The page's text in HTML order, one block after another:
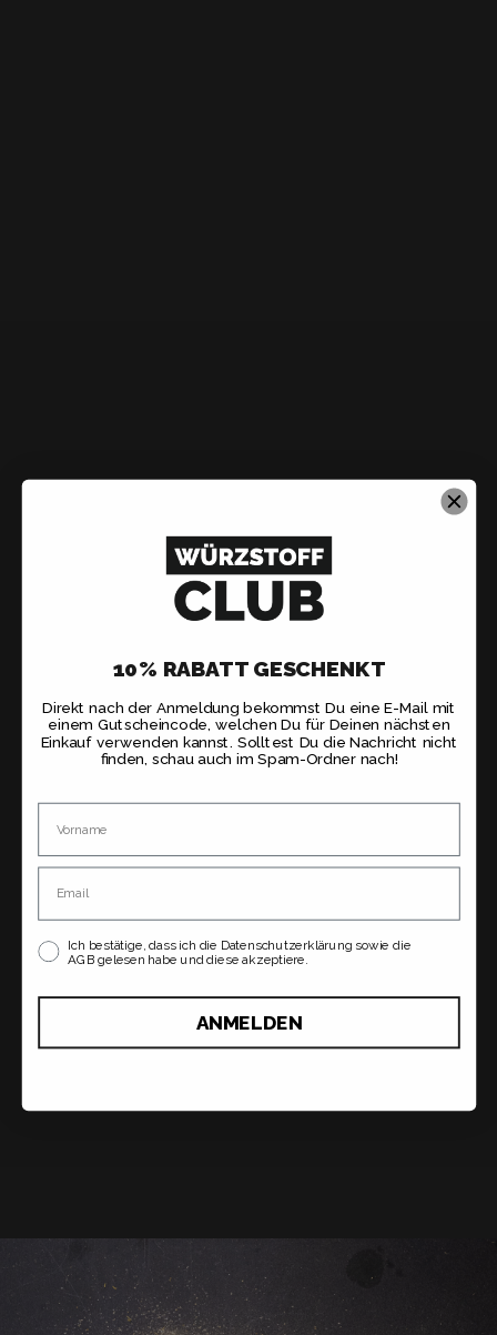
10% RABATT GESCHENKT
Direkt nach der Anmeldung bekommst Du eine E-Mail mit
einem Gutscheincode, welchen Du für Deinen nächsten
Einkauf verwenden kannst. Solltest Du die Nachricht nicht
finden, schau auch im Spam-Ordner nach!
Ich bestätige, dass ich die Datenschutzerklärung sowie die
AGB gelesen habe und diese akzeptiere.
ANMELDEN